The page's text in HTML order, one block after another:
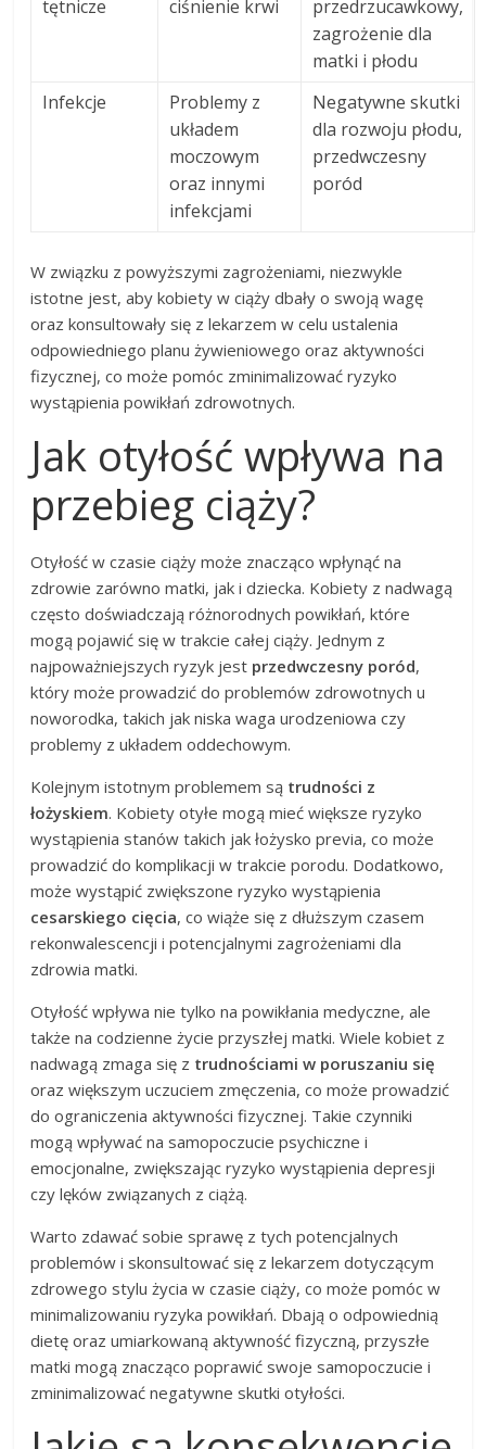
tętnicze
ciśnienie krwi
przedrzucawkowy,
zagrożenie dla
matki i płodu
Infekcje
Problemy z
układem
moczowym
oraz innymi
infekcjami
Negatywne skutki
dla rozwoju płodu,
przedwczesny
poród
W związku z powyższymi zagrożeniami, niezwykle
istotne jest, aby kobiety w ciąży dbały o swoją wagę
oraz konsultowały się z lekarzem w celu ustalenia
odpowiedniego planu żywieniowego oraz aktywności
fizycznej, co może pomóc zminimalizować ryzyko
wystąpienia powikłań zdrowotnych.
Jak otyłość wpływa na
przebieg ciąży?
Otyłość w czasie ciąży może znacząco wpłynąć na
zdrowie zarówno matki, jak i dziecka. Kobiety z nadwagą
często doświadczają różnorodnych powikłań, które
mogą pojawić się w trakcie całej ciąży. Jednym z
najpoważniejszych ryzyk jest przedwczesny poród,
który może prowadzić do problemów zdrowotnych u
noworodka, takich jak niska waga urodzeniowa czy
problemy z układem oddechowym.
Kolejnym istotnym problemem są trudności z
łożyskiem. Kobiety otyłe mogą mieć większe ryzyko
wystąpienia stanów takich jak łożysko previa, co może
prowadzić do komplikacji w trakcie porodu. Dodatkowo,
może wystąpić zwiększone ryzyko wystąpienia
cesarskiego cięcia, co wiąże się z dłuższym czasem
rekonwalescencji i potencjalnymi zagrożeniami dla
zdrowia matki.
Otyłość wpływa nie tylko na powikłania medyczne, ale
także na codzienne życie przyszłej matki. Wiele kobiet z
nadwagą zmaga się z trudnościami w poruszaniu się
oraz większym uczuciem zmęczenia, co może prowadzić
do ograniczenia aktywności fizycznej. Takie czynniki
mogą wpływać na samopoczucie psychiczne i
emocjonalne, zwiększając ryzyko wystąpienia depresji
czy lęków związanych z ciążą.
Warto zdawać sobie sprawę z tych potencjalnych
problemów i skonsultować się z lekarzem dotyczącym
zdrowego stylu życia w czasie ciąży, co może pomóc w
minimalizowaniu ryzyka powikłań. Dbają o odpowiednią
dietę oraz umiarkowaną aktywność fizyczną, przyszłe
matki mogą znacząco poprawić swoje samopoczucie i
zminimalizować negatywne skutki otyłości.